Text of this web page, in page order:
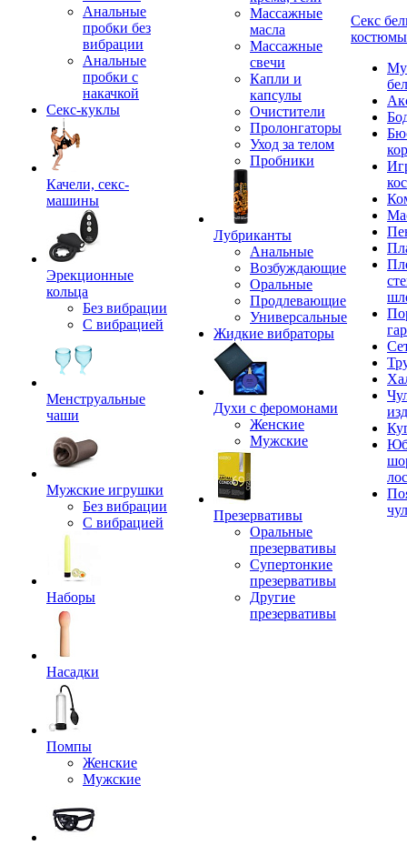
Анальные
пробки без
вибрации
Анальные
пробки с
накачкой
Секс-куклы
Качели, секс-
машины
Эрекционные
кольца
Без вибрации
С вибрацией
Менструальные
чаши
Мужские игрушки
Без вибрации
С вибрацией
Наборы
Насадки
Помпы
Женские
Мужские
Массажные
масла
Массажные
свечи
Капли и
капсулы
Очистители
Пролонгаторы
Уход за телом
Пробники
Лубриканты
Анальные
Возбуждающие
Оральные
Продлевающие
Универсальные
Жидкие вибраторы
Духи с феромонами
Женские
Мужские
Презервативы
Оральные
презервативы
Супертонкие
презервативы
Другие
презервативы
Секс
костюмы